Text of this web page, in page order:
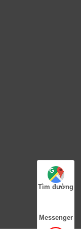
Tìm đường
Messenger